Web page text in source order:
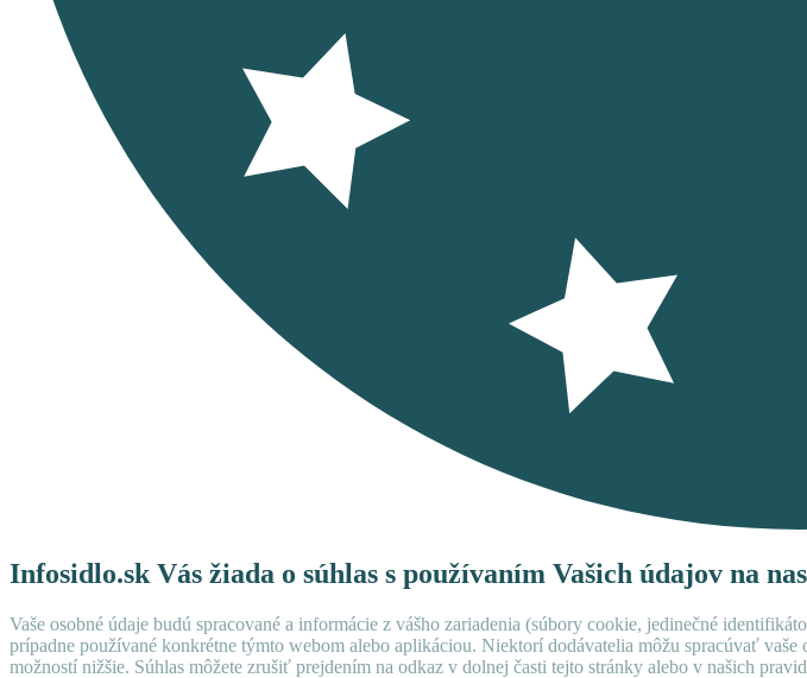
Infosidlo.sk Vás žiada o súhlas s používaním Vašich údajov na
Vaše osobné údaje budú spracované a informácie z vášho zariadenia (súbory cookie, jedinečné
prípadne používané konkrétne týmto webom alebo aplikáciou. Niektorí dodávatelia môžu spracúvať
možností nižšie. Súhlas môžete zrušiť prejdením na odkaz v dolnej časti tejto stránky alebo v našich